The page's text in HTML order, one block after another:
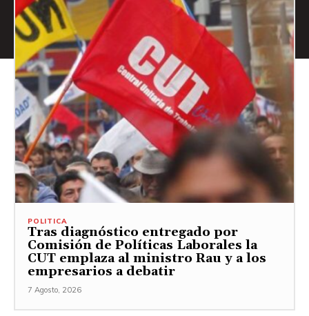
POLITICA
Tras diagnóstico entregado por
Comisión de Políticas Laborales la
CUT emplaza al ministro Rau y a los
empresarios a debatir
7 Agosto, 2026